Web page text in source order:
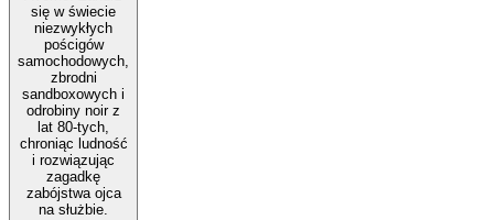
się w świecie
niezwykłych
pościgów
samochodowych,
zbrodni
sandboxowych i
odrobiny noir z
lat 80-tych,
chroniąc ludność
i rozwiązując
zagadkę
zabójstwa ojca
na służbie.